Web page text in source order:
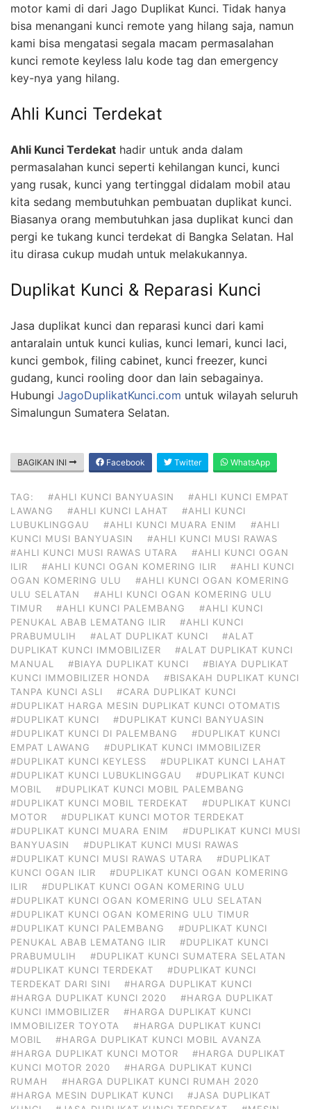
motor kami di dari Jago Duplikat Kunci. Tidak hanya
bisa menangani kunci remote yang hilang saja, namun
kami bisa mengatasi segala macam permasalahan
kunci remote keyless lalu kode tag dan emergency
key-nya yang hilang.
Ahli Kunci Terdekat
Ahli Kunci Terdekat hadir untuk anda dalam
permasalahan kunci seperti kehilangan kunci, kunci
yang rusak, kunci yang tertinggal didalam mobil atau
kita sedang membutuhkan pembuatan duplikat kunci.
Biasanya orang membutuhkan jasa duplikat kunci dan
pergi ke tukang kunci terdekat di Bangka Selatan. Hal
itu dirasa cukup mudah untuk melakukannya.
Duplikat Kunci & Reparasi Kunci
Jasa duplikat kunci dan reparasi kunci dari kami
antaralain untuk kunci kulias, kunci lemari, kunci laci,
kunci gembok, filing cabinet, kunci freezer, kunci
gudang, kunci rooling door dan lain sebagainya.
Hubungi JagoDuplikatKunci.com untuk wilayah seluruh
Simalungun Sumatera Selatan.
BAGIKAN INI Facebook Twitter WhatsApp
TAG: #AHLI KUNCI BANYUASIN
#AHLI KUNCI EMPAT
LAWANG
#AHLI KUNCI LAHAT
#AHLI KUNCI
LUBUKLINGGAU
#AHLI KUNCI MUARA ENIM
#AHLI
KUNCI MUSI BANYUASIN
#AHLI KUNCI MUSI RAWAS
#AHLI KUNCI MUSI RAWAS UTARA
#AHLI KUNCI OGAN
ILIR
#AHLI KUNCI OGAN KOMERING ILIR
#AHLI KUNCI
OGAN KOMERING ULU
#AHLI KUNCI OGAN KOMERING
ULU SELATAN
#AHLI KUNCI OGAN KOMERING ULU
TIMUR
#AHLI KUNCI PALEMBANG
#AHLI KUNCI
PENUKAL ABAB LEMATANG ILIR
#AHLI KUNCI
PRABUMULIH
#ALAT DUPLIKAT KUNCI
#ALAT
DUPLIKAT KUNCI IMMOBILIZER
#ALAT DUPLIKAT KUNCI
MANUAL
#BIAYA DUPLIKAT KUNCI
#BIAYA DUPLIKAT
KUNCI IMMOBILIZER HONDA
#BISAKAH DUPLIKAT KUNCI
TANPA KUNCI ASLI
#CARA DUPLIKAT KUNCI
#DUPLIKAT HARGA MESIN DUPLIKAT KUNCI OTOMATIS
#DUPLIKAT KUNCI
#DUPLIKAT KUNCI BANYUASIN
#DUPLIKAT KUNCI DI PALEMBANG
#DUPLIKAT KUNCI
EMPAT LAWANG
#DUPLIKAT KUNCI IMMOBILIZER
#DUPLIKAT KUNCI KEYLESS
#DUPLIKAT KUNCI LAHAT
#DUPLIKAT KUNCI LUBUKLINGGAU
#DUPLIKAT KUNCI
MOBIL
#DUPLIKAT KUNCI MOBIL PALEMBANG
#DUPLIKAT KUNCI MOBIL TERDEKAT
#DUPLIKAT KUNCI
MOTOR
#DUPLIKAT KUNCI MOTOR TERDEKAT
#DUPLIKAT KUNCI MUARA ENIM
#DUPLIKAT KUNCI MUSI
BANYUASIN
#DUPLIKAT KUNCI MUSI RAWAS
#DUPLIKAT KUNCI MUSI RAWAS UTARA
#DUPLIKAT
KUNCI OGAN ILIR
#DUPLIKAT KUNCI OGAN KOMERING
ILIR
#DUPLIKAT KUNCI OGAN KOMERING ULU
#DUPLIKAT KUNCI OGAN KOMERING ULU SELATAN
#DUPLIKAT KUNCI OGAN KOMERING ULU TIMUR
#DUPLIKAT KUNCI PALEMBANG
#DUPLIKAT KUNCI
PENUKAL ABAB LEMATANG ILIR
#DUPLIKAT KUNCI
PRABUMULIH
#DUPLIKAT KUNCI SUMATERA SELATAN
#DUPLIKAT KUNCI TERDEKAT
#DUPLIKAT KUNCI
TERDEKAT DARI SINI
#HARGA DUPLIKAT KUNCI
#HARGA DUPLIKAT KUNCI 2020
#HARGA DUPLIKAT
KUNCI IMMOBILIZER
#HARGA DUPLIKAT KUNCI
IMMOBILIZER TOYOTA
#HARGA DUPLIKAT KUNCI
MOBIL
#HARGA DUPLIKAT KUNCI MOBIL AVANZA
#HARGA DUPLIKAT KUNCI MOTOR
#HARGA DUPLIKAT
KUNCI MOTOR 2020
#HARGA DUPLIKAT KUNCI
RUMAH
#HARGA DUPLIKAT KUNCI RUMAH 2020
#HARGA MESIN DUPLIKAT KUNCI
#JASA DUPLIKAT